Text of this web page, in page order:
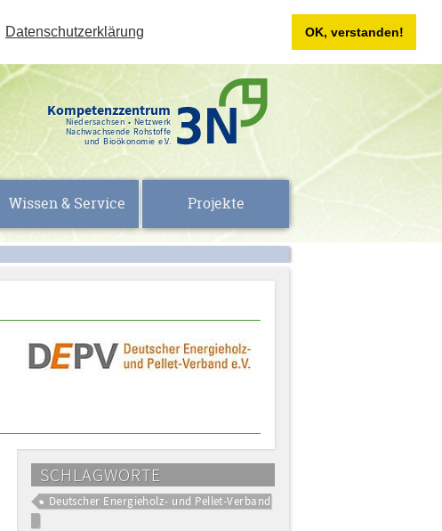
Datenschutzerklärung OK, verstanden!
Kompetenzzentrum
Niedersachsen • Netzwerk
Nachwachsende Rohstoffe
und Bioökonomie e.V.
Wissen & Service Projekte
SCHLAGWORTE
Deutscher Energieholz- und Pellet-Verband